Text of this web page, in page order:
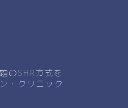
のSHR方式を
・クリニック